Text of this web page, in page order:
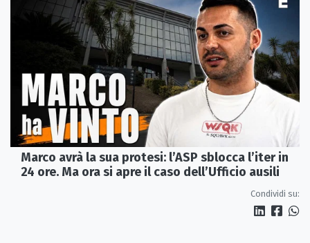
Marco avrà la sua protesi: l’ASP sblocca l’iter in
24 ore. Ma ora si apre il caso dell’Ufficio ausili
Condividi su: